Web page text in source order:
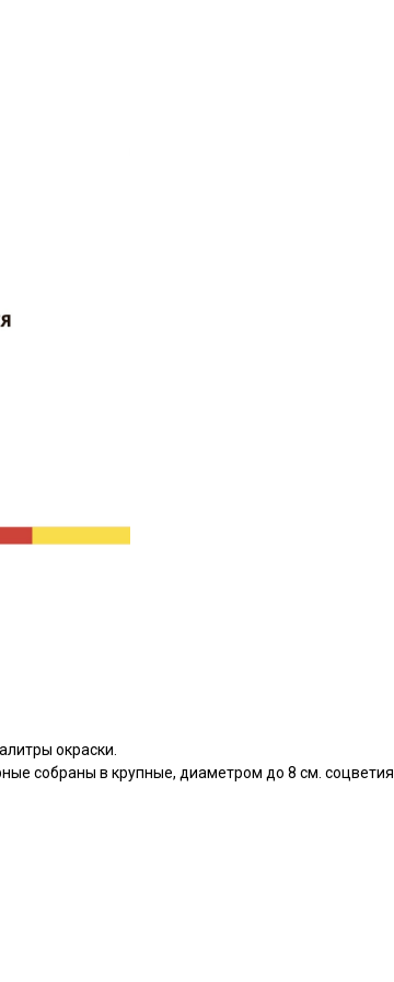
окраски.
собраны в крупные, диаметром до 8 см. соцветия.